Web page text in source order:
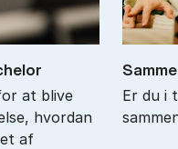
at blive
hvordan
af
Er du i